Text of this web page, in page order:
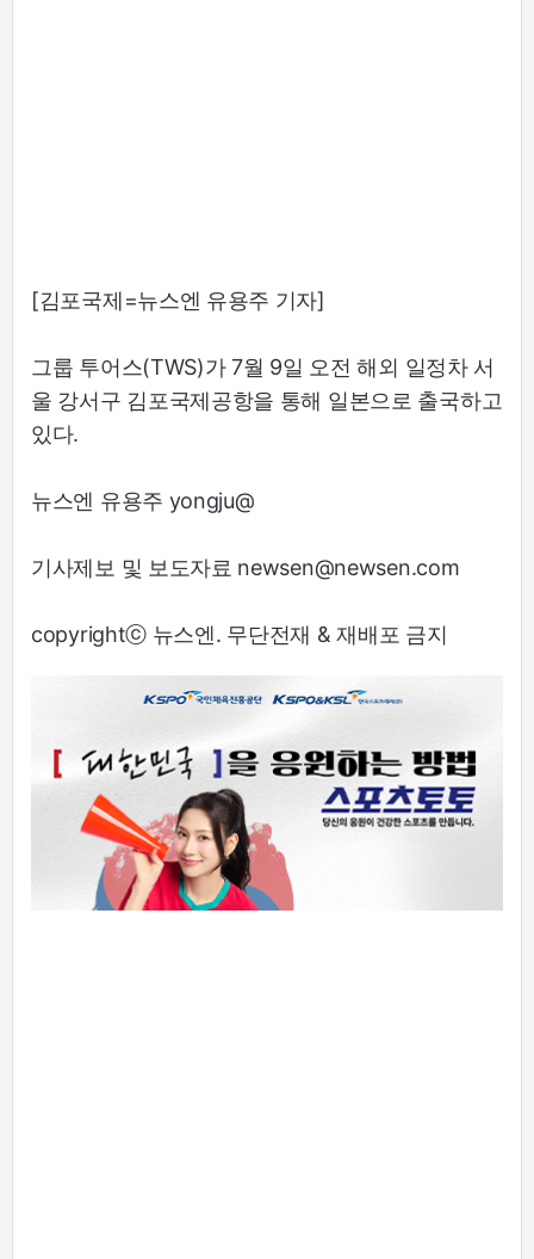
[김포국제=뉴스엔 유용주 기자]
그룹 투어스(TWS)가 7월 9일 오전 해외 일정차 서
울 강서구 김포국제공항을 통해 일본으로 출국하고
있다.
뉴스엔 유용주 yongju@
기사제보 및 보도자료 newsen@newsen.com
copyrightⓒ 뉴스엔. 무단전재 & 재배포 금지